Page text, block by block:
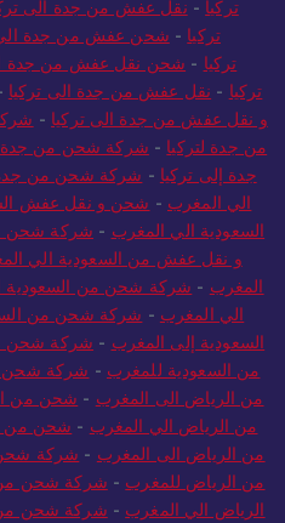
تركيا - نقل عفش من جدة الى
تركيا - شحن عفش من جدة الي
تركيا - شحن نقل عفش من جدة
تركيا - نقل عفش من جدة الى تركيا
و نقل عفش من جدة الى تركيا -
من جدة لتركيا - شركة شحن من جدة
جدة إلى تركيا - شركة شحن من جدة
الي المغرب - شحن و نقل عفش
السعودية الي المغرب - شركة شحن
و نقل عفش من السعودية الي
المغرب - شركة شحن من السعودية
الي المغرب - شركة شحن من
السعودية إلى المغرب - شركة شحن
من السعودية للمغرب - شركة شحن
من الرياض الى المغرب - شحن من
من الرياض الي المغرب - شحن من
من الرياض الى المغرب - شركة
من الرياض للمغرب - شركة شحن من
الرياض الي المغرب - شركة شحن من